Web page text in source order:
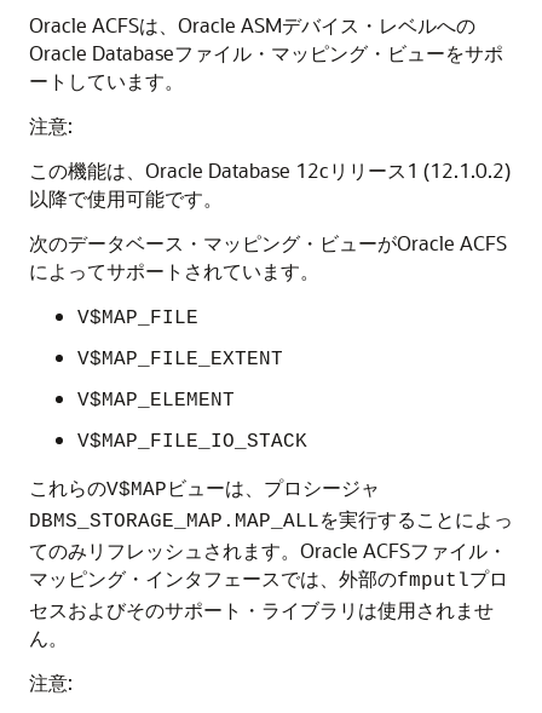
Oracle ACFSは、Oracle ASMデバイス・レベルへの
Oracle Databaseファイル・マッピング・ビューをサポ
ートしています。
注意:
この機能は、Oracle Database 12cリリース1 (12.1.0.2)
以降で使用可能です。
次のデータベース・マッピング・ビューがOracle ACFS
によってサポートされています。
V$MAP_FILE
V$MAP_FILE_EXTENT
V$MAP_ELEMENT
V$MAP_FILE_IO_STACK
これらのV$MAP ビューは、プロシージャ
DBMS_STORAGE_MAP.MAP_ALLを実行することによっ
てのみリフレッシュされます。Oracle ACFSファイル・
マッピング・インタフェースでは、外部のfmputlプロ
セスおよびそのサポート・ライブラリは使用されませ
ん。
注意: